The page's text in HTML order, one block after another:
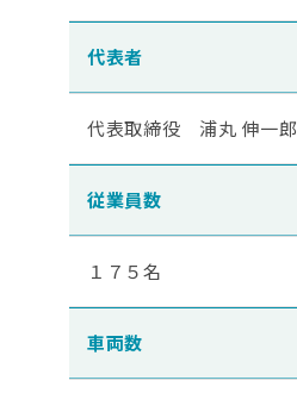
代表者
代表取締役 浦丸 伸一郎
従業員数
１７５名
車両数